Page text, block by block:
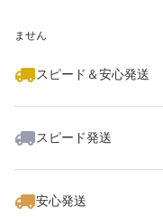
ません
スピード＆安心発送
スピード発送
安心発送